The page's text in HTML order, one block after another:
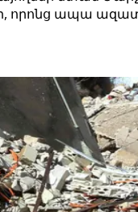
որոնց ապա